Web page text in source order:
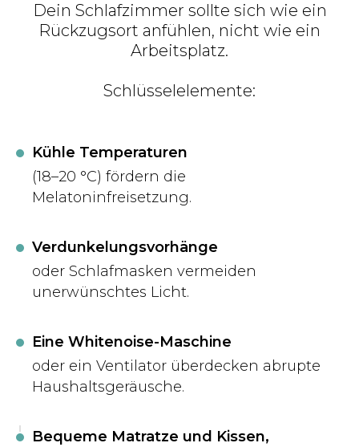
Dein Schlafzimmer sollte sich wie ein
Rückzugsort anfühlen, nicht wie ein
Arbeitsplatz.
Schlüsselelemente:
Kühle Temperaturen
(18–20 °C) fördern die
Melatoninfreisetzung.
Verdunkelungsvorhänge
oder Schlafmasken vermeiden
unerwünschtes Licht.
Eine Whitenoise-Maschine
oder ein Ventilator überdecken abrupte
Haushaltsgeräusche.
Bequeme Matratze und Kissen,